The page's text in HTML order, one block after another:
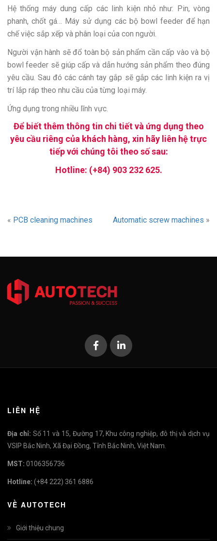
Hệ thống máy dung cấp các linh kiện nhỏ như: Pin, vòng
phanh, chốt gá… Máy sử dụng các bộ bowl feeder để hạn
chế việc sắp xếp và phân loại của con người.
Người vận hành sẽ đổ toàn bộ sản phẩm cần cấp vào và bộ
bowl feeder sẽ giúp cấp và dẫn hướng sản phẩm theo đúng
yêu cầu. Sau đó các cánh tay gắp sẽ gắp các linh kiện ra vị
trí lắp ráp theo nhu cầu của từng loại máy.
Ứng dụng trong nhiều lĩnh vực.
Để biết thêm thông tin chi tiết và ứng dụng theo
yêu cầu riêng của khách hàng, xin hãy liên hệ trực
tiếp với chúng tôi theo số sau:
Hotline: (+84) 903 232 625.
« PCB cleaning machines Automatic screw machines »
LIÊN HỆ
Địa chỉ: Số 11 và 15, Đường 17, Khu công nghiệp, đô thị và dịch vụ
VSIP Bắc Ninh, Xã Đại Đồng, Tỉnh Bắc Ninh, Việt Nam.
MST: 0106356736
Hotline: (+84 222) 361 6886
VỀ AUTOTECH
Giới thiệu chung